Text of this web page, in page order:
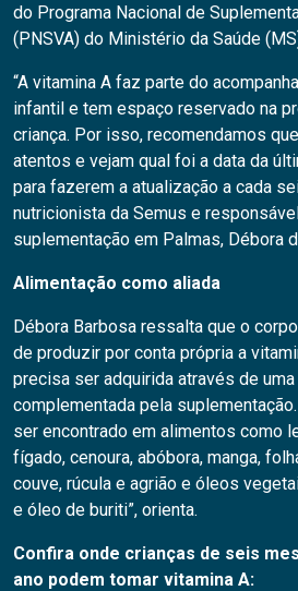
do Programa Nacional de
(PNSVA) do Ministério da Saúde
“A vitamina A faz parte do
infantil e tem espaço reservado na
criança. Por isso, recomendamos
atentos e vejam qual foi a data da
para fazerem a atualização a cada
nutricionista da Semus e
suplementação em Palmas, Débora
Alimentação como aliada
Débora Barbosa ressalta que o
de produzir por conta própria a
precisa ser adquirida através de
complementada pela
ser encontrado em alimentos como
fígado, cenoura, abóbora, manga,
couve, rúcula e agrião e óleos
e óleo de buriti”, orienta.
Confira onde crianças de seis
ano podem tomar vitamina A: